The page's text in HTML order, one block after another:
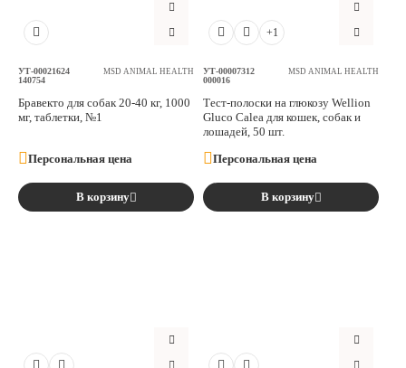
Расходные материалы
Шовный материал
Хирургические инструменты
УТ-00021624
140754
MSD ANIMAL HEALTH
Бравекто для собак 20-40 кг, 1000
мг, таблетки, №1
Персональная цена
В корзину
+1
УТ-00007312
000016
MSD ANIMAL HEALTH
Тест-полоски на глюкозу Wellion
Gluco Calea для кошек, собак и
лошадей, 50 шт.
Персональная цена
В корзину